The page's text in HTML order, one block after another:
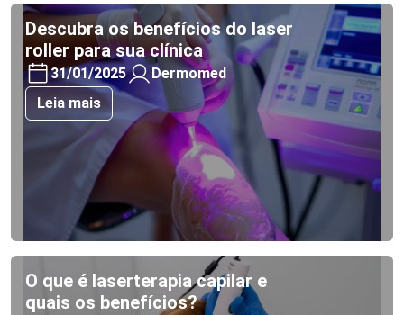
Descubra os benefícios do laser
roller para sua clínica
31/01/2025
Dermomed
Leia mais
O que é laserterapia capilar e
quais os benefícios?